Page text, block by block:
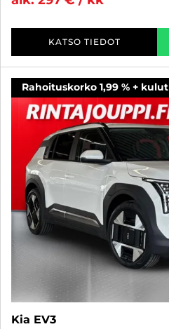
KATSO TIEDOT
Rahoituskorko 1,99 % + kulut
Kia EV3